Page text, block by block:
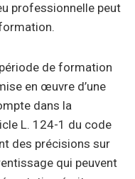
professionnelle peut
de formation
en œuvre d’une
dans la
L. 124-1 du code
des précisions sur
qui peuvent